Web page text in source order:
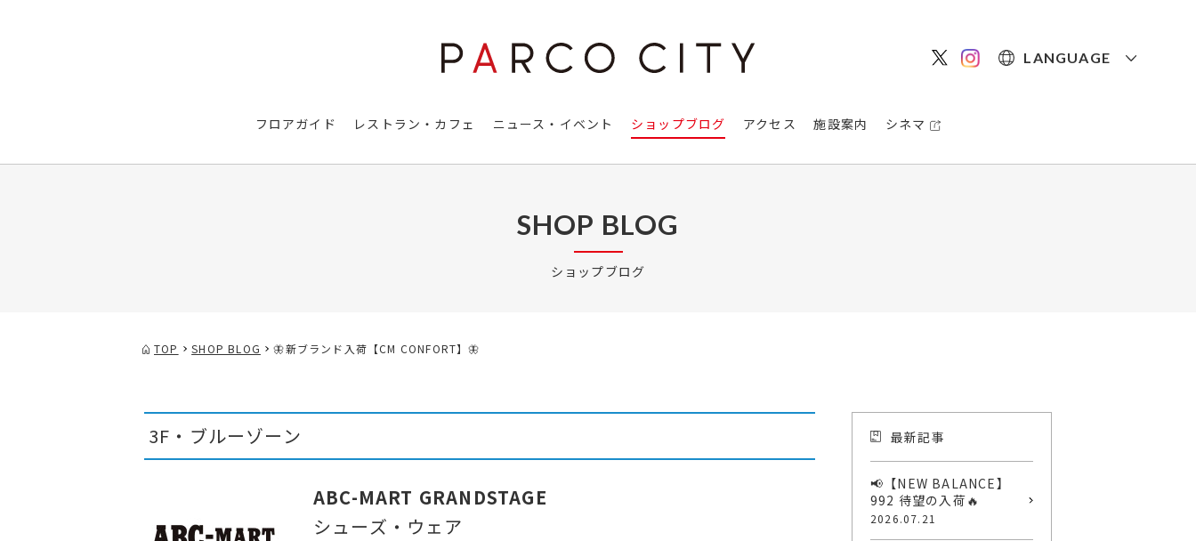
LANGUAGE
フロアガイド レストラン・カフェ ニュース・イベント ショップブログ アクセス 施設案内 シネマ
SHOP BLOG
ショップブログ
TOP SHOP BLOG 🦋新ブランド入荷【CM CONFORT】🦋
3F・ブルーゾーン
ABC-MART GRANDSTAGE
シューズ・ウェア
最新記事
📢【NEW BALANCE】
992 待望の入荷🔥
2026.07.21